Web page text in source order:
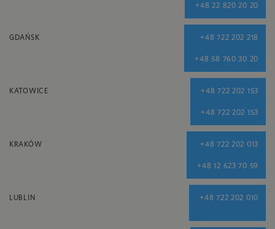
+48 22 820 20 20
GDAŃSK +48 722 202 218
+48 58 760 30 20
KATOWICE +48 722 202 153
+48 722 202 153
KRAKÓW +48 722 202 013
+48 12 623 70 59
LUBLIN +48 722 202 010